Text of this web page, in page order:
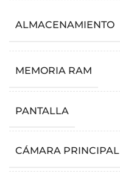
ALMACENAMIENTO
MEMORIA RAM
PANTALLA
CÁMARA PRINCIPAL